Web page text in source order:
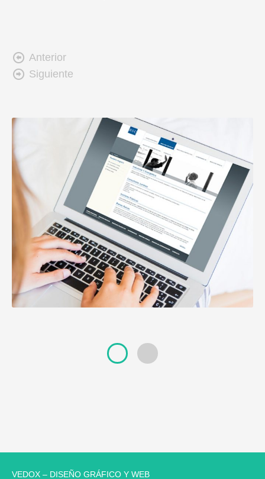
 Anterior
 Siguiente
VEDOX – DISEÑO GRÁFICO Y WEB